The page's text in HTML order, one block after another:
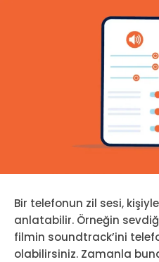
Bir telefonun zil sesi,
anlatabilir. Örneğin
filmin soundtrack’ini
olabilirsiniz. Zamanla